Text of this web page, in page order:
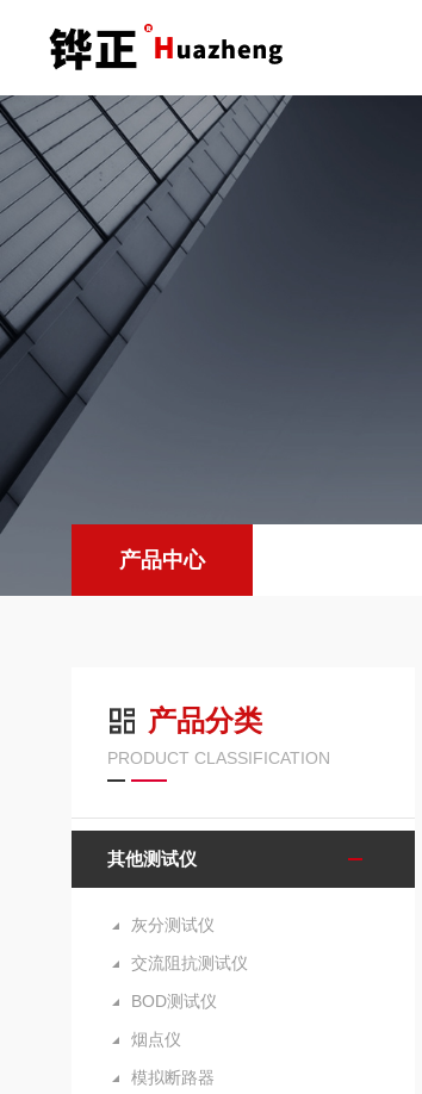
产品中心
产品分类
PRODUCT CLASSIFICATION
其他测试仪
灰分测试仪
交流阻抗测试仪
BOD测试仪
烟点仪
模拟断路器